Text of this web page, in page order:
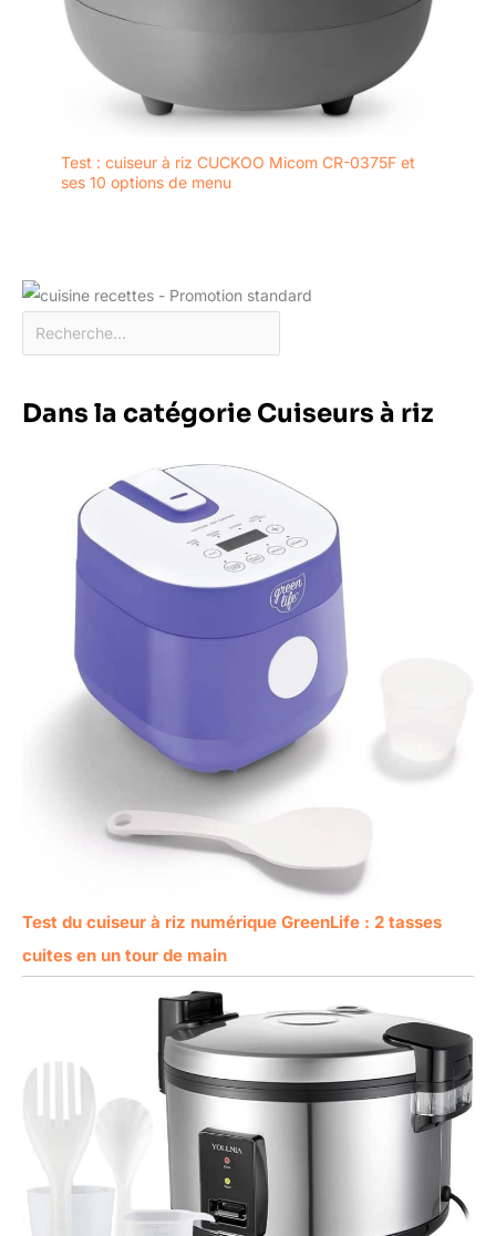
Test : cuiseur à riz CUCKOO Micom CR-0375F et
ses 10 options de menu
Dans la catégorie Cuiseurs à riz
Test du cuiseur à riz numérique GreenLife : 2 tasses
cuites en un tour de main